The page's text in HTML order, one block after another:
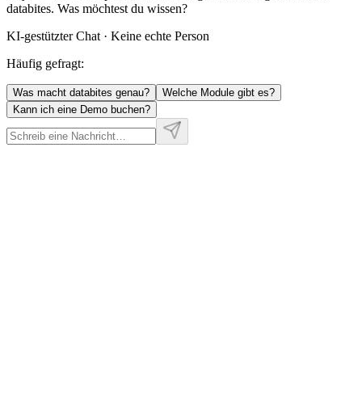
databites. Was möchtest du wissen?
KI-gestützter Chat · Keine echte Person
Häufig gefragt:
Was macht databites genau?
Welche Module gibt es?
Kann ich eine Demo buchen?